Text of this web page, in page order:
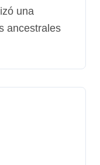
ancestrales